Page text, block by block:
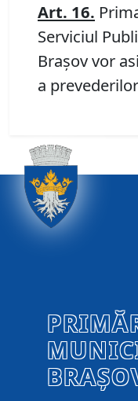
Art. 16.
Serviciul
Braşov vor
a